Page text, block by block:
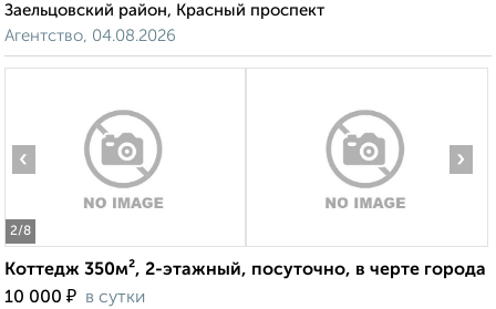
Заельцовский район, Красный проспект
Агентство, 04.08.2026
2/8
‹ ›
Коттедж 350м², 2-этажный, посуточно, в черте города
10 000 ₽ в сутки